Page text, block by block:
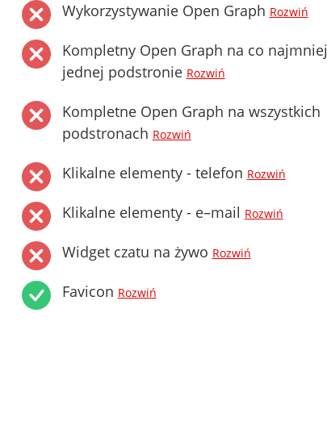
Wykorzystywanie Open Graph Rozwiń
Kompletny Open Graph na co najmniej
jednej podstronie Rozwiń
Kompletne Open Graph na wszystkich
podstronach Rozwiń
Klikalne elementy - telefon Rozwiń
Klikalne elementy - e–mail Rozwiń
Widget czatu na żywo Rozwiń
Favicon Rozwiń